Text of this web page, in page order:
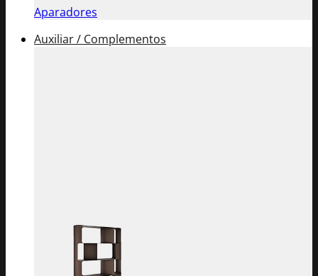
Aparadores
Auxiliar / Complementos